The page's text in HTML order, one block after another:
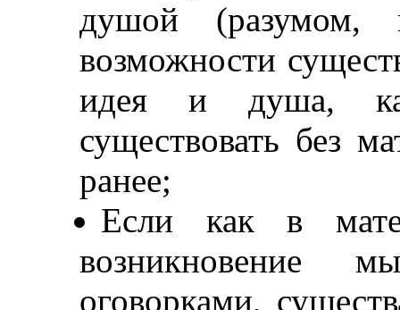
душой (разумом,
возможности
идея и душа,
существовать без
ранее;
Если как в
возникновение
оговорками,